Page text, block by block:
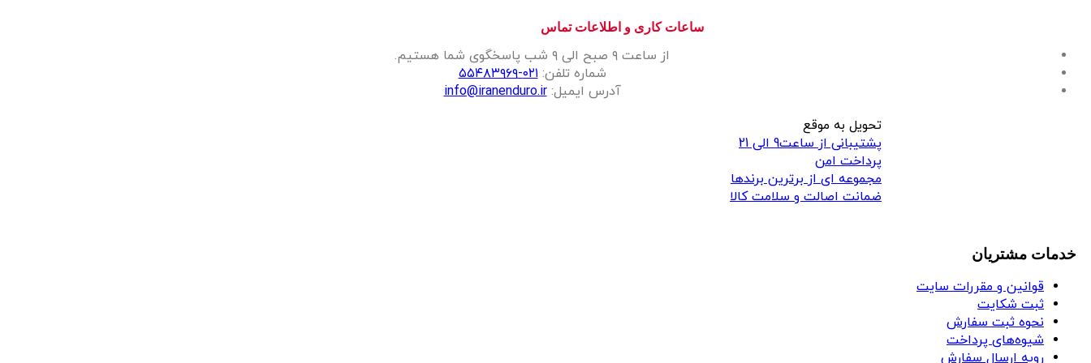
ساعات کاری و اطلاعات تماس
از ساعت ۹ صبح الی ۹ شب پاسخگوی شما هستیم.
شماره تلفن:۰۲۱-۵۵۴۸۳۹۶۹
آدرس ایمیل:info@iranenduro.ir
تحویل به موقع
پشتیبانی از ساعت9 الی 21
پرداخت امن
مجموعه ای از برترین برندها
ضمانت اصالت و سلامت کالا
خدمات مشتریان
قوانین و مقررات سایت
ثبت شکایت
نحوه ثبت سفارش
شیوه‌های پرداخت
رویه ارسال سفارش